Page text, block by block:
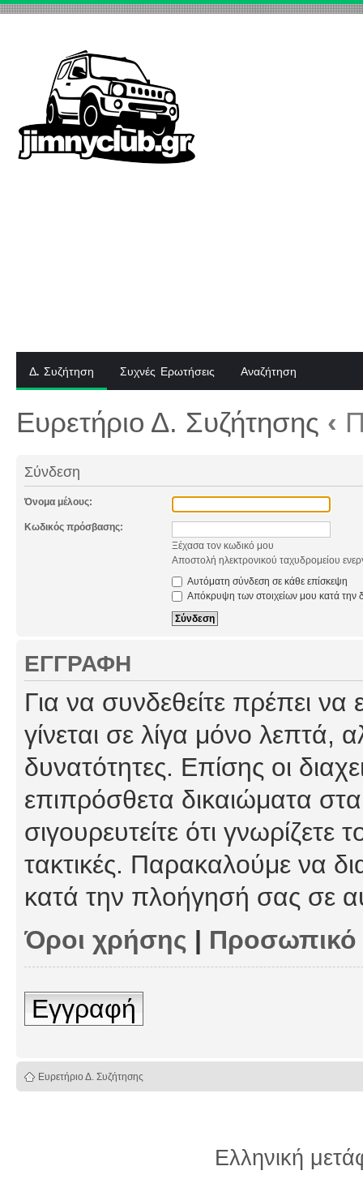
Δ. Συζήτηση Συχνές Ερωτήσεις Αναζήτηση
Ευρετήριο Δ. Συζήτησης ‹
Σύνδεση
Όνομα μέλους:
Κωδικός πρόσβασης:
Ξέχασα τον κωδικό μου
Αποστολή ηλεκτρονικού ταχυδρομείου
Αυτόματη σύνδεση σε κάθε επίσκεψη
Απόκρυψη των στοιχείων μου κατά την
ΕΓΓΡΑΦΉ
Για να συνδεθείτε πρέπει
γίνεται σε λίγα μόνο λεπτά,
δυνατότητες. Επίσης οι
επιπρόσθετα δικαιώματα
σιγουρευτείτε ότι γνωρίζετε
τακτικές. Παρακαλούμε να
κατά την πλοήγησή σας σε
Όροι χρήσης |
Εγγραφή
Ευρετήριο Δ. Συζήτησης
Ελληνική